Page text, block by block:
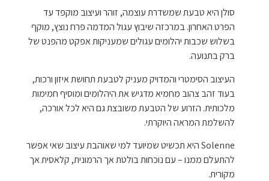
סולן היא טבעת שמשדרת עוצמה, זוהר ועיצוב מוקפד עד
הפרט האחרון. במרכזה שיבוץ עגול המדמה פרח נוצץ, מוקף
בשלוש שכבות יהלומים עגולים שמעניקות אפקט מהפנט של
ברק בתנועה.
העיצוב הסימטרי והמדויק מעניק לטבעת תחושת איזון ורכות,
בעוד זהב צהוב מחמיא מדגיש את היהלומים ומוסיף חמימות
מלכותית. הזרוע של הטבעת משובצת גם היא לכל אורכה,
להשלמת המראה היוקרתי.
Solenne היא תכשיט שמיועד למי שאוהבת עיצוב שאי אפשר
להתעלם ממנו – עם נוכחות בולטת אך הרמונית, קלאסית אך
מקורית.